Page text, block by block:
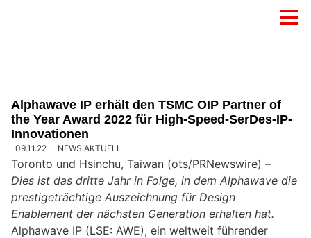
Alphawave IP erhält den TSMC OIP Partner of
the Year Award 2022 für High-Speed-SerDes-IP-
Innovationen
09.11.22 NEWS AKTUELL
Toronto und Hsinchu, Taiwan (ots/PRNewswire) –
Dies ist das dritte Jahr in Folge, in dem Alphawave die
prestigeträchtige Auszeichnung für Design
Enablement der nächsten Generation erhalten hat.
Alphawave IP (LSE: AWE), ein weltweit führender